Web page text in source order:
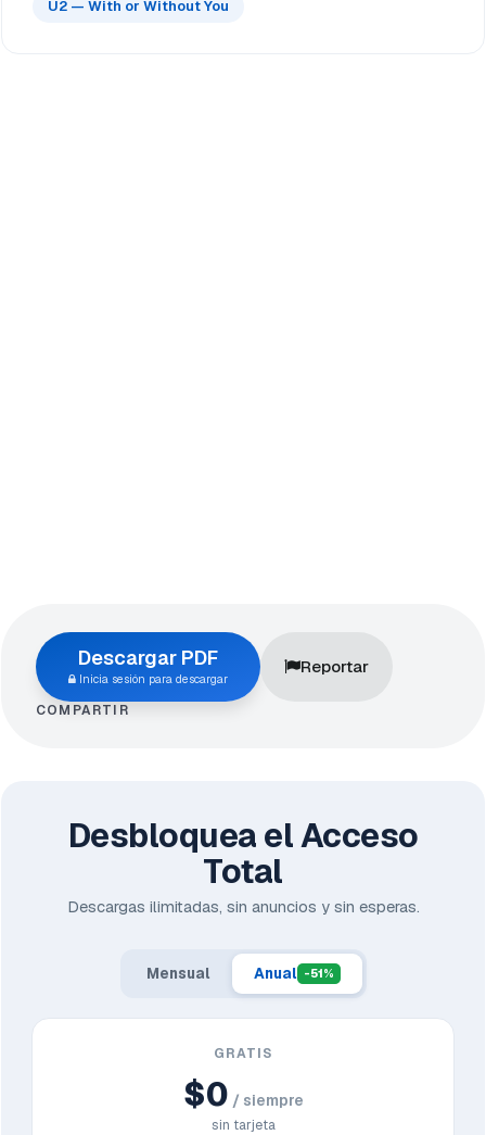
U2 — With or Without You
Descargar PDF
Inicia sesión para descargar
Reportar
COMPARTIR
Desbloquea el Acceso
Total
Descargas ilimitadas, sin anuncios y sin esperas.
Mensual Anual -51%
GRATIS
$0 / siempre
sin tarjeta